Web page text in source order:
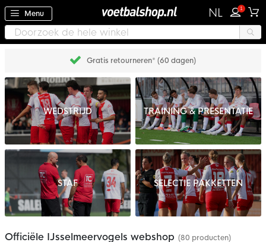
Menu NL 1
Gratis retourneren* (60 dagen)
WEDSTRIJD TRAINING & PRESENTATIE
STAF SELECTIE PAKKETTEN
Officiële IJsselmeervogels webshop (80 producten)